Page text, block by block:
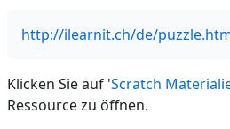
http://ilearnit.ch/de/
Klicken Sie auf 'Scratch
Ressource zu öffnen.